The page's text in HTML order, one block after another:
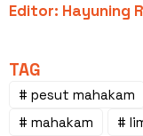
Editor: Hayuning
TAG
# pesut mahakam
# mahakam
#